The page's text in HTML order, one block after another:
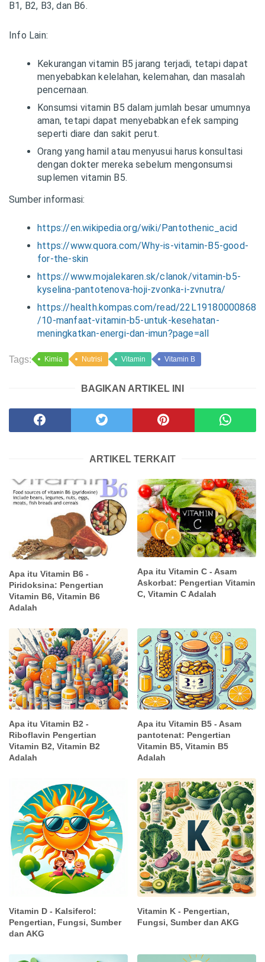
B1, B2, B3, dan B6.
Info Lain:
Kekurangan vitamin B5 jarang terjadi, tetapi dapat
menyebabkan kelelahan, kelemahan, dan masalah
pencernaan.
Konsumsi vitamin B5 dalam jumlah besar umumnya
aman, tetapi dapat menyebabkan efek samping
seperti diare dan sakit perut.
Orang yang hamil atau menyusui harus konsultasi
dengan dokter mereka sebelum mengonsumsi
suplemen vitamin B5.
Sumber informasi:
https://en.wikipedia.org/wiki/Pantothenic_acid
https://www.quora.com/Why-is-vitamin-B5-good-
for-the-skin
https://www.mojalekaren.sk/clanok/vitamin-b5-
kyselina-pantotenova-hoji-zvonka-i-zvnutra/
https://health.kompas.com/read/22L19180000868
/10-manfaat-vitamin-b5-untuk-kesehatan-
meningkatkan-energi-dan-imun?page=all
Tags: Kimia Nutrisi Vitamin Vitamin B
BAGIKAN ARTIKEL INI
ARTIKEL TERKAIT
Apa itu Vitamin B6 -
Piridoksina: Pengertian
Vitamin B6, Vitamin B6
Adalah
Apa itu Vitamin C - Asam
Askorbat: Pengertian Vitamin
C, Vitamin C Adalah
Apa itu Vitamin B2 -
Riboflavin Pengertian
Vitamin B2, Vitamin B2
Adalah
Apa itu Vitamin B5 - Asam
pantotenat: Pengertian
Vitamin B5, Vitamin B5
Adalah
Vitamin D - Kalsiferol:
Pengertian, Fungsi, Sumber
dan AKG
Vitamin K - Pengertian,
Fungsi, Sumber dan AKG